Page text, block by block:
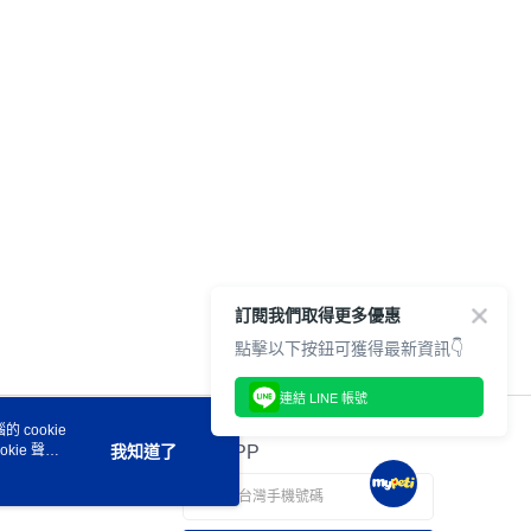
官方APP
的 cookie
聲明
我知道了
訂閱我們取得更多優惠
點擊以下按鈕可獲得最新資訊👇
連結 LINE 帳號